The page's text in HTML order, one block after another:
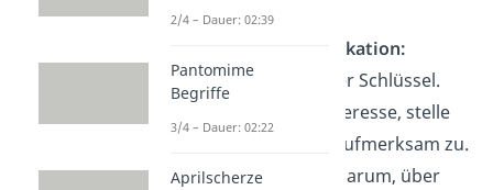
Ehrliche Kommunikation:
Authentizität ist der Schlüssel.
Zeige ehrliches Interesse, stelle
Fragen und höre aufmerksam zu.
Es geht nicht nur darum, über
2/4 – Dauer: 02:39
Pantomime
Begriffe
3/4 – Dauer: 02:22
Aprilscherze